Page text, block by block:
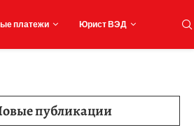
платежи Юрист ВЭД
публикации